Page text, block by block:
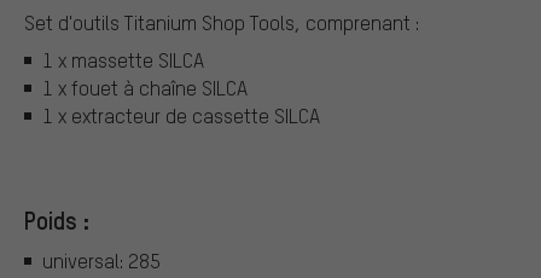
Set d'outils Titanium Shop Tools, comprenant :
1 x massette SILCA
1 x fouet à chaîne SILCA
1 x extracteur de cassette SILCA
Poids :
universal: 285